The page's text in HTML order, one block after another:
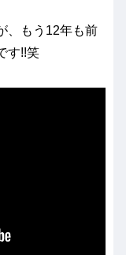
、もう12年も前
す!!笑